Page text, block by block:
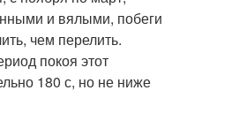
и вялыми, побеги
чем перелить.
покоя этот
180 с, но не ниже